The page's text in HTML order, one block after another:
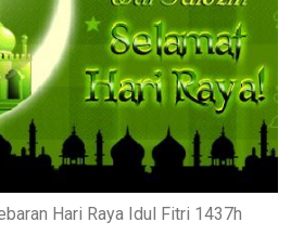
Hari Raya Idul Fitri 1437h